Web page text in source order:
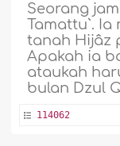
Seorang
Tamattu`. Ia
tanah Hijâz
Apakah ia
ataukah
bulan Dzul
114062